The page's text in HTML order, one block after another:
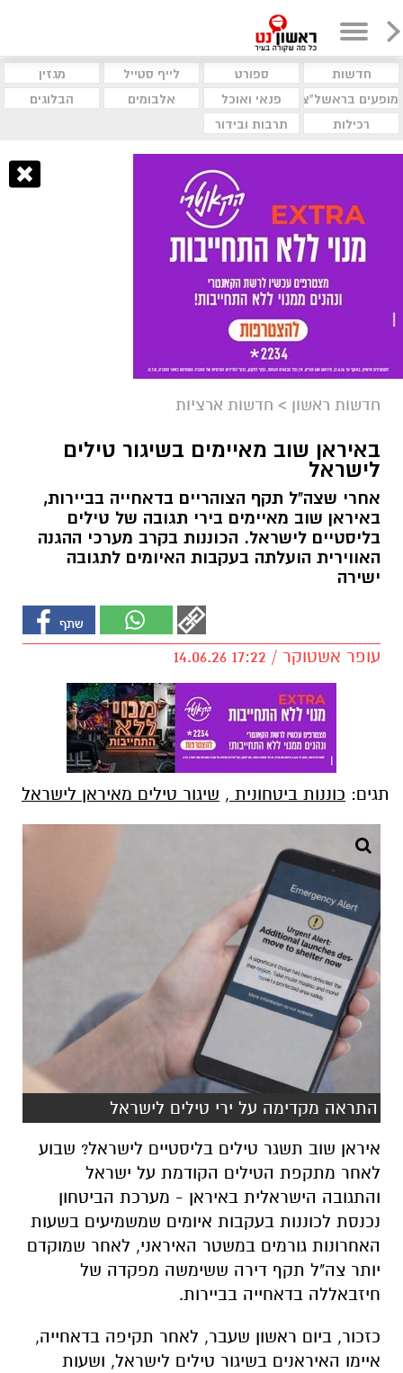
חדשות ספורט לייף סטייל
מגזין
מופעים בראשל"צ
פנאי ואוכל אלבומים
הבלוגים
רכילות
תרבות ובידור
חדשות ראשון > חדשות ארציות
באיראן שוב מאיימים בשיגור טילים
לישראל
אחרי שצה"ל תקף הצוהריים בדאחייה בביירות,
באיראן שוב מאיימים בירי תגובה של טילים
בליסטיים לישראל. הכוננות בקרב מערכי ההגנה
האווירית הועלתה בעקבות האיומים לתגובה
ישירה
עופר אשטוקר / 17:22 14.06.26
תגים: כוננות ביטחונית , שיגור טילים מאיראן לישראל
התראה מקדימה על ירי טילים לישראל
איראן שוב תשגר טילים בליסטיים לישראל? שבוע
לאחר מתקפת הטילים הקודמת על ישראל
והתגובה הישראלית באיראן - מערכת הביטחון
נכנסת לכוננות בעקבות איומים שמשמיעים בשעות
האחרונות גורמים במשטר האיראני, לאחר שמוקדם
יותר צה"ל תקף דירה ששימשה מפקדה של
חיזבאללה בדאחייה בביירות.
כזכור, ביום ראשון שעבר, לאחר תקיפה בדאחייה,
איימו האיראנים בשיגור טילים לישראל, ושעות